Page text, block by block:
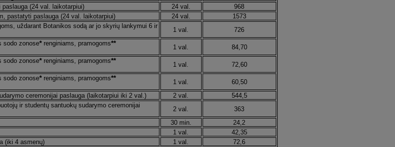
(24 val. laikotarpiui)
24 val.
968
pastatyti paslauga (24 val. laikotarpiui)
24 val.
1573
uždarant Botanikos sodą ar jo skyrių lankymui 6 ir
1 val.
726
sodo zonose*renginiams, pramogoms**
1 val.
84,70
sodo zonose*renginiams, pramogoms**
1 val.
72,60
sodo zonose*renginiams, pramogoms**
1 val.
60,50
ceremonijai paslauga (laikotarpiui iki 2 val.) 2 val.
544,5
ir studentų santuokų sudarymo ceremonijai
2 val.
363
30 min.
24,2
1 val.
42,35
(iki 4 asmenų)
1 val. 72,6